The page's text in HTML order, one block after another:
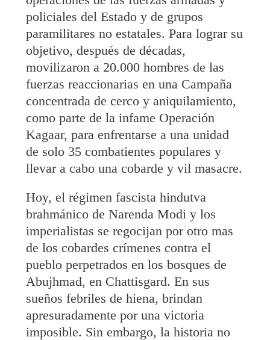
policiales del Estado y de grupos
paramilitares no estatales. Para lograr su
objetivo, después de décadas,
movilizaron a 20.000 hombres de las
fuerzas reaccionarias en una Campaña
concentrada de cerco y aniquilamiento,
como parte de la infame Operación
Kagaar, para enfrentarse a una unidad
de solo 35 combatientes populares y
llevar a cabo una cobarde y vil masacre.
Hoy, el régimen fascista hindutva
brahmánico de Narenda Modi y los
imperialistas se regocijan por otro mas
de los cobardes crímenes contra el
pueblo perpetrados en los bosques de
Abujhmad, en Chattisgard. En sus
sueños febriles de hiena, brindan
apresuradamente por una victoria
imposible. Sin embargo, la historia no